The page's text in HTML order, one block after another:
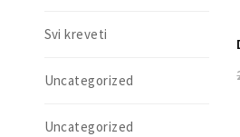
Svi kreveti
Uncategorized
Uncategorized